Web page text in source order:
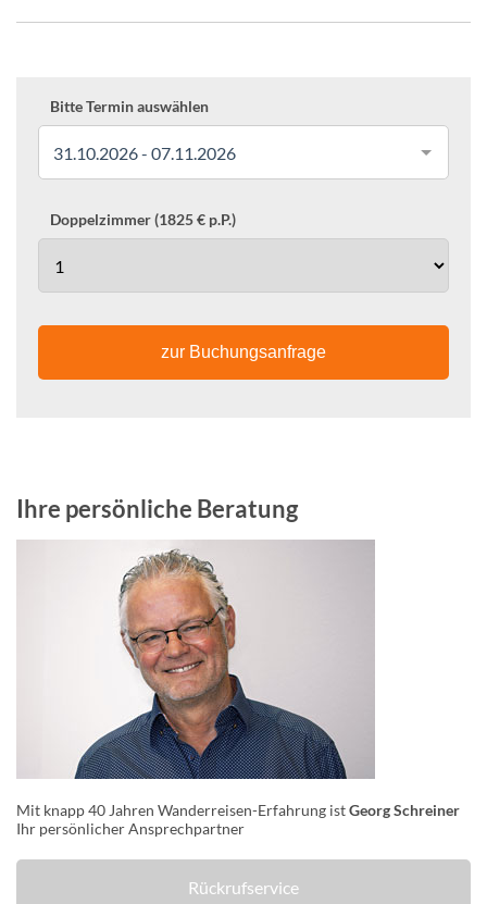
Bitte Termin auswählen
31.10.2026 - 07.11.2026
Doppelzimmer (1825 € p.P.)
zur Buchungsanfrage
Ihre persönliche Beratung
Mit knapp 40 Jahren Wanderreisen-Erfahrung istGeorg Schreiner
Ihr persönlicher Ansprechpartner
Rückrufservice